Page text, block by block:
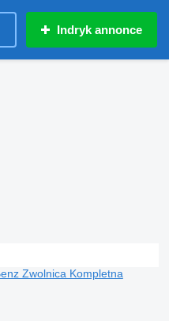
Indryk annonce